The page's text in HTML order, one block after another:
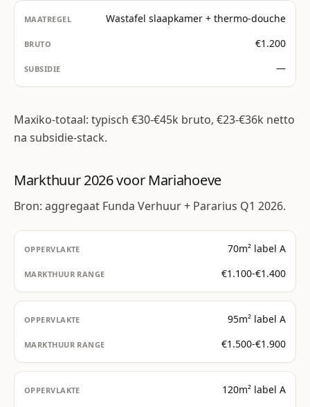
Wastafel slaapkamer + thermo-douche
€1.200
—
Maxiko-totaal: typisch €30-€45k bruto, €23-€36k netto
na subsidie-stack.
Markthuur 2026 voor Mariahoeve
Bron: aggregaat Funda Verhuur + Pararius Q1 2026.
70m² label A
€1.100-€1.400
95m² label A
€1.500-€1.900
120m² label A